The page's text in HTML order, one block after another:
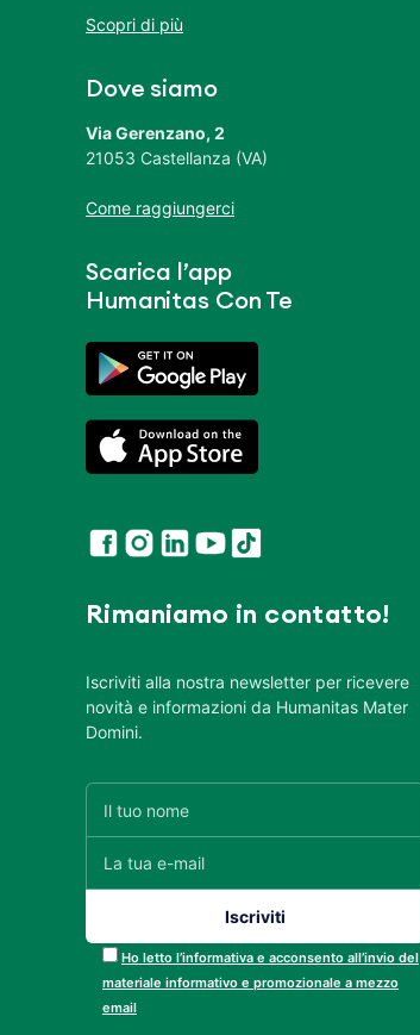
Scopri di più
Dove siamo
Via Gerenzano, 2
21053 Castellanza (VA)
Come raggiungerci
Scarica l’app
Humanitas Con Te
Rimaniamo in contatto!
Iscriviti alla nostra newsletter per ricevere
novità e informazioni da Humanitas Mater
Domini.
Ho letto l’informativa e acconsento all’invio del
materiale informativo e promozionale a mezzo
email